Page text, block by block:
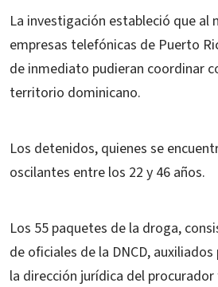
La investigación estableció que al
empresas telefónicas de Puerto
de inmediato pudieran coordinar
territorio dominicano.
Los detenidos, quienes se
oscilantes entre los 22 y 46 años.
Los 55 paquetes de la droga,
de oficiales de la DNCD,
la dirección jurídica del